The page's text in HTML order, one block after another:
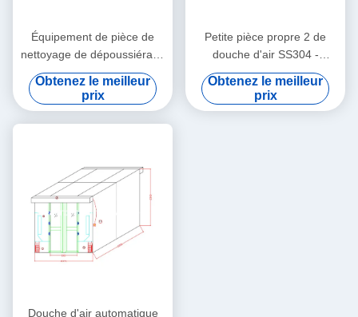
Équipement de pièce de
nettoyage de dépoussiérage
de douches d'air de pièce
propre de personnel
Obtenez le meilleur
prix
Petite pièce propre 2 de
douche d'air SS304 -
soufflement latéral, pièce
propre de la classe 100
Obtenez le meilleur
prix
Douche d'air automatique